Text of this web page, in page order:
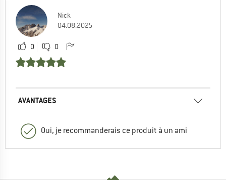
Nick
04.08.2025
0 0
AVANTAGES
Oui, je recommanderais ce produit à un ami